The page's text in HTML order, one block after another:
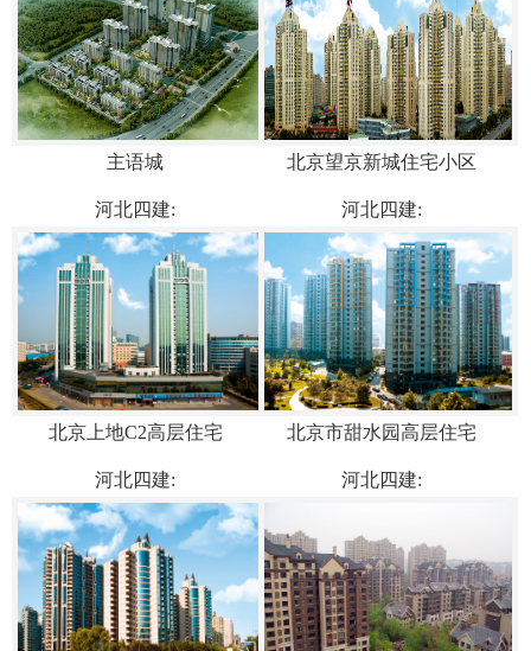
主语城 北京望京新城住宅小区
河北四建:
北京上地C2高层住宅
河北四建:
北京市甜水园高层住宅
河北四建: 河北四建: